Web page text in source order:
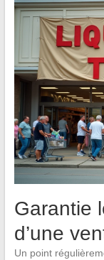
Garantie
d’une
Un point